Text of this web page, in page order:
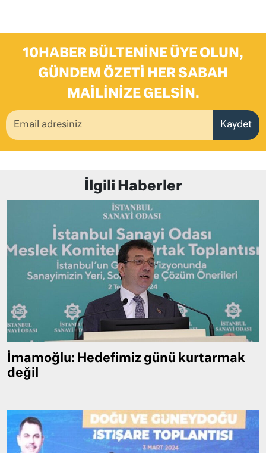
10HABER BÜLTENINE ÜYE OLUN,
GÜNDEM ÖZETI HER SABAH
MAILINIZE GELSIN.
Kaydet
İlgili Haberler
İmamoğlu: Hedefimiz günü kurtarmak
değil